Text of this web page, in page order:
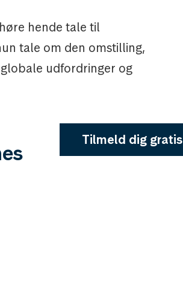
hende tale til
tale om den omstilling,
udfordringer og
Tilmeld dig gratis